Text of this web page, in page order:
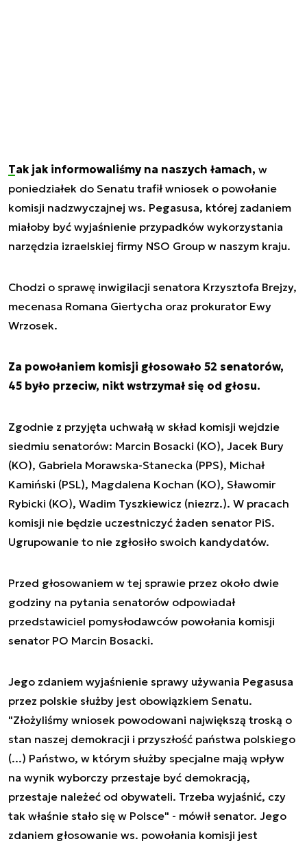
Tak jak informowaliśmy na naszych łamach, w
poniedziałek do Senatu trafił wniosek o powołanie
komisji nadzwyczajnej ws. Pegasusa, której zadaniem
miałoby być wyjaśnienie przypadków wykorzystania
narzędzia izraelskiej firmy NSO Group w naszym kraju.
Chodzi o sprawę inwigilacji senatora Krzysztofa Brejzy,
mecenasa Romana Giertycha oraz prokurator Ewy
Wrzosek.
Za powołaniem komisji głosowało 52 senatorów,
45 było przeciw, nikt wstrzymał się od głosu.
Zgodnie z przyjęta uchwałą w skład komisji wejdzie
siedmiu senatorów: Marcin Bosacki (KO), Jacek Bury
(KO), Gabriela Morawska-Stanecka (PPS), Michał
Kamiński (PSL), Magdalena Kochan (KO), Sławomir
Rybicki (KO), Wadim Tyszkiewicz (niezrz.). W pracach
komisji nie będzie uczestniczyć żaden senator PiS.
Ugrupowanie to nie zgłosiło swoich kandydatów.
Przed głosowaniem w tej sprawie przez około dwie
godziny na pytania senatorów odpowiadał
przedstawiciel pomysłodawców powołania komisji
senator PO Marcin Bosacki.
Jego zdaniem wyjaśnienie sprawy używania Pegasusa
przez polskie służby jest obowiązkiem Senatu.
"Złożyliśmy wniosek powodowani największą troską o
stan naszej demokracji i przyszłość państwa polskiego
(...) Państwo, w którym służby specjalne mają wpływ
na wynik wyborczy przestaje być demokracją,
przestaje należeć od obywateli. Trzeba wyjaśnić, czy
tak właśnie stało się w Polsce" - mówił senator. Jego
zdaniem głosowanie ws. powołania komisji jest